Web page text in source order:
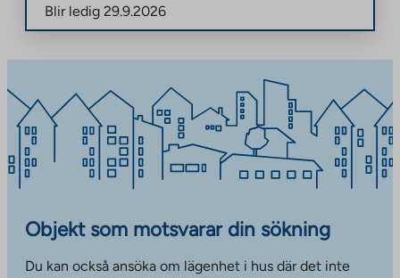
Blir ledig 29.9.2026
Objekt som motsvarar din sökning
Du kan också ansöka om lägenhet i hus där det inte